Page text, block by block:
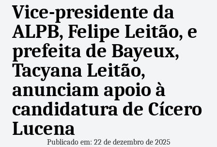
Vice-presidente da
ALPB, Felipe Leitão, e
prefeita de Bayeux,
Tacyana Leitão,
anunciam apoio à
candidatura de Cícero
Lucena
Publicado em: 22 de dezembro de 2025